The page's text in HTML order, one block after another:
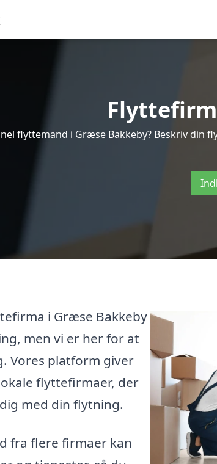
flyttemand i Græse Bakkeby? Beskriv
i Græse Bakkeby
men vi er her for at
Vores platform giver
flyttefirmaer, der
med din flytning.
fra flere firmaer kan